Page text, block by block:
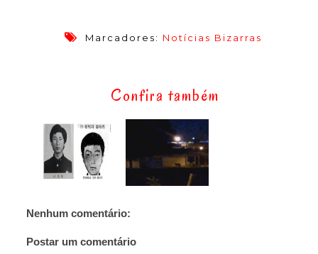
Marcadores: Notícias Bizarras
Confira também
Nenhum comentário:
Postar um comentário